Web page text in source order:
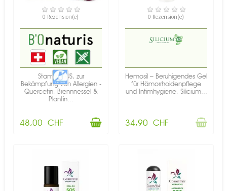
VERFÜGBAR
0 Rezension(e)
Stamin PLUS, zur
Bekämpfung von Allergien -
Quercetin, Brennnessel &
Plantin...
48,00 CHF
NICHT AUF LAGER
0 Rezension(e)
Hemosil – Beruhigendes Gel
für Hämorrhoidenpflege
und Intimhygiene, Silicium...
34,90 CHF